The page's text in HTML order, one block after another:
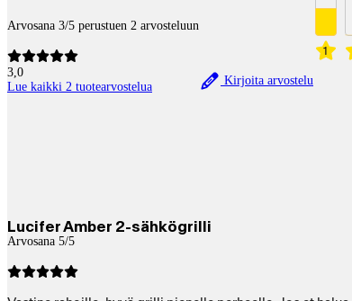
Arvosana 3/5 perustuen 2 arvosteluun
3,0
Lue kaikki 2 tuotearvostelua
Kirjoita arvostelu
1
Lucifer Amber 2-sähkögrilli
Arvosana 5/5